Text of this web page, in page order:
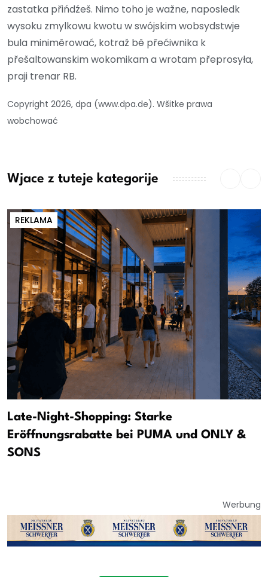
zastatka přińdźeš. Nimo toho je wažne, naposledk
wysoku zmylkowu kwotu w swójskim wobsydstwje
bula miniměrować, kotraž bě přećiwnika k
přešaltowanskim wokomikam a wrotam přeprosyła,
praji trenar RB.
Copyright 2026, dpa (www.dpa.de). Wšitke prawa
wobchować
Wjace z tuteje kategorije
REKLAMA
Late-Night-Shopping: Starke
Eröffnungsrabatte bei PUMA und ONLY &
SONS
Werbung